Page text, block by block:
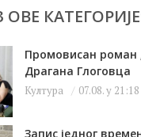
ОВЕ
Промовисан роман
Драгана Глоговца
Култура 07.08. у 21:18
Запис једног